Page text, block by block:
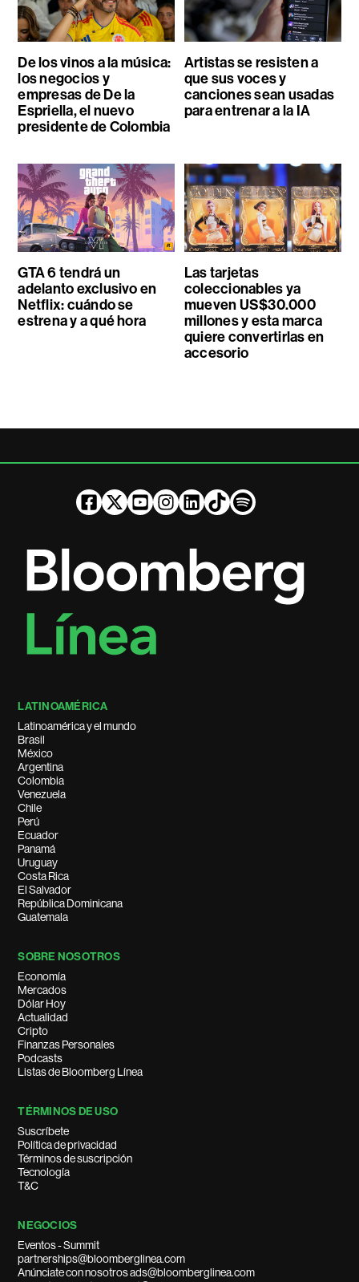
De los vinos a la música:
los negocios y
empresas de De la
Espriella, el nuevo
presidente de Colombia
Artistas se resisten a
que sus voces y
canciones sean usadas
para entrenar a la IA
GTA 6 tendrá un
adelanto exclusivo en
Netflix: cuándo se
estrena y a qué hora
Las tarjetas
coleccionables ya
mueven US$30.000
millones y esta marca
quiere convertirlas en
accesorio
LATINOAMÉRICA
Latinoamérica y el mundo
Brasil
México
Argentina
Colombia
Venezuela
Chile
Perú
Ecuador
Panamá
Uruguay
Costa Rica
El Salvador
República Dominicana
Guatemala
SOBRE NOSOTROS
Economía
Mercados
Dólar Hoy
Actualidad
Cripto
Finanzas Personales
Podcasts
Listas de Bloomberg Línea
TÉRMINOS DE USO
Suscríbete
Política de privacidad
Términos de suscripción
Tecnología
T&C
NEGOCIOS
Eventos - Summit
partnerships@bloomberglinea.com
Anúnciate con nosotros ads@bloomberglinea.com